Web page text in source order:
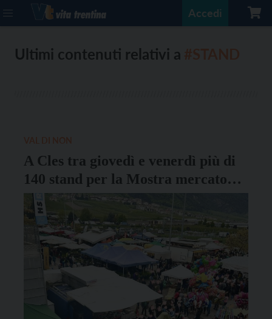
Accedi
Ultimi contenuti relativi a
A Cles tra giovedì e venerdì più di
140 stand per la Mostra mercato
dell’agricoltura